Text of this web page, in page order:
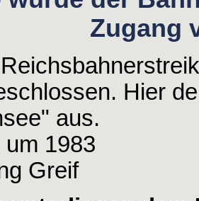
Hier
aus.
1983
Greif